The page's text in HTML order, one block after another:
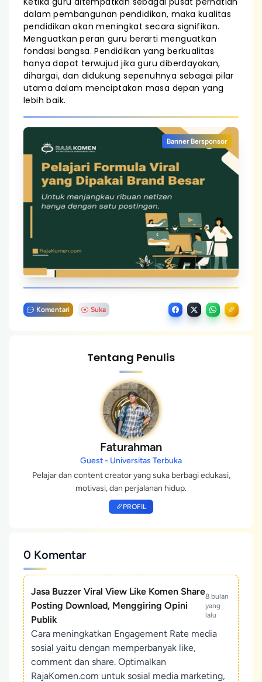
dalam pembangunan pendidikan, maka kualitas
pendidikan akan meningkat secara signifikan.
Menguatkan peran guru berarti menguatkan
fondasi bangsa. Pendidikan yang berkualitas
hanya dapat terwujud jika guru diberdayakan,
dihargai, dan didukung sepenuhnya sebagai pilar
utama dalam menciptakan masa depan yang
lebih baik.
Banner Bersponsor
Komentari Suka
Tentang Penulis
Faturahman
Guest - Universitas Terbuka
Pelajar dan content creator yang suka berbagi edukasi,
motivasi, dan perjalanan hidup.
PROFIL
0 Komentar
Jasa Buzzer Viral View Like Komen Share
Posting Download, Menggiring Opini
Publik
8 bulan
yang
lalu
Cara meningkatkan Engagement Rate media
sosial yaitu dengan memperbanyak like,
comment dan share. Optimalkan
RajaKomen.com untuk sosial media marketing,